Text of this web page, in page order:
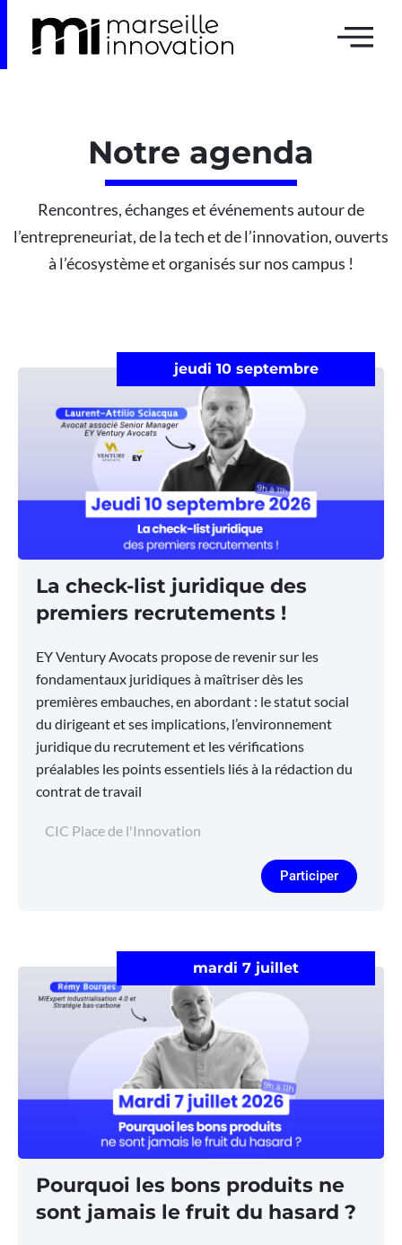
Notre agenda
Rencontres, échanges et événements autour de
l’entrepreneuriat, de la tech et de l’innovation, ouverts
à l’écosystème et organisés sur nos campus !
jeudi 10 septembre
La check-list juridique des
premiers recrutements !
EY Ventury Avocats propose de revenir sur les
fondamentaux juridiques à maîtriser dès les
premières embauches, en abordant : le statut social
du dirigeant et ses implications, l’environnement
juridique du recrutement et les vérifications
préalables les points essentiels liés à la rédaction du
contrat de travail
CIC Place de l'Innovation
Participer
mardi 7 juillet
Pourquoi les bons produits ne
sont jamais le fruit du hasard ?